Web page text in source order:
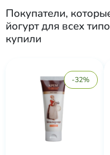
Покупатели,
йогурт для всех
купили
-32%